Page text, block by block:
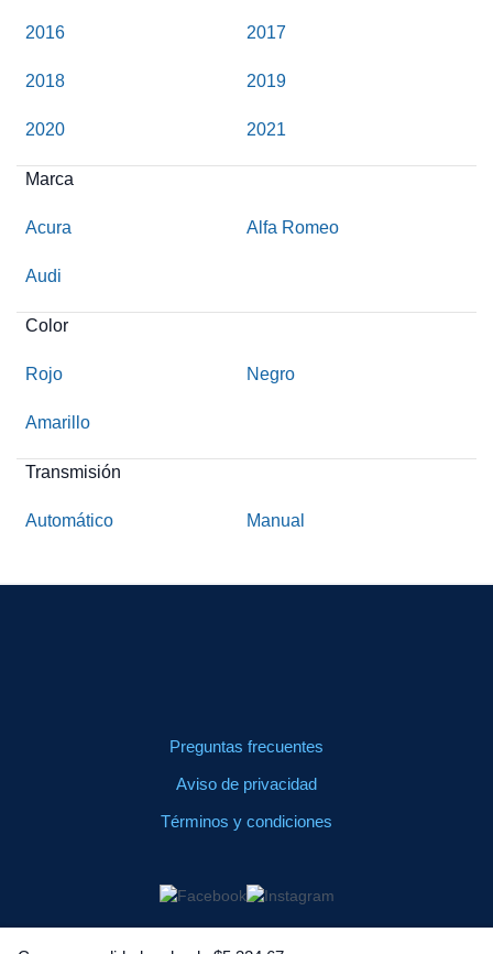
2016 2017
2018 2019
2020 2021
Marca
Acura Alfa Romeo
Audi
Color
Rojo Negro
Amarillo
Transmisión
Automático Manual
Preguntas frecuentes
Aviso de privacidad
Términos y condiciones